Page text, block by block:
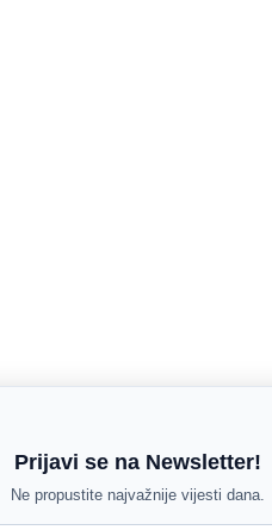
Prijavi se na Newsletter!
Ne propustite najvažnije vijesti dana.